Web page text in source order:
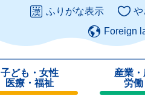
ふりがな表示 や
Foreign
子ども・女性
医療・福祉
産業
労